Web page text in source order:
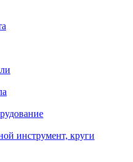
инструмент, круги